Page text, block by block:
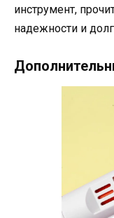
инструмент,
надежности и